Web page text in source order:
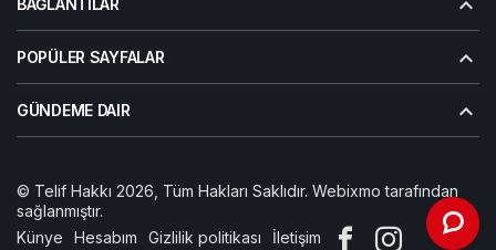
BAĞLANTILAR
POPÜLER SAYFALAR
GÜNDEME DAIR
© Telif Hakkı 2026, Tüm Hakları Saklıdır. Webixmo tarafından
sağlanmıştır.
Künye
Hesabım Gizlilik politikası İletişim